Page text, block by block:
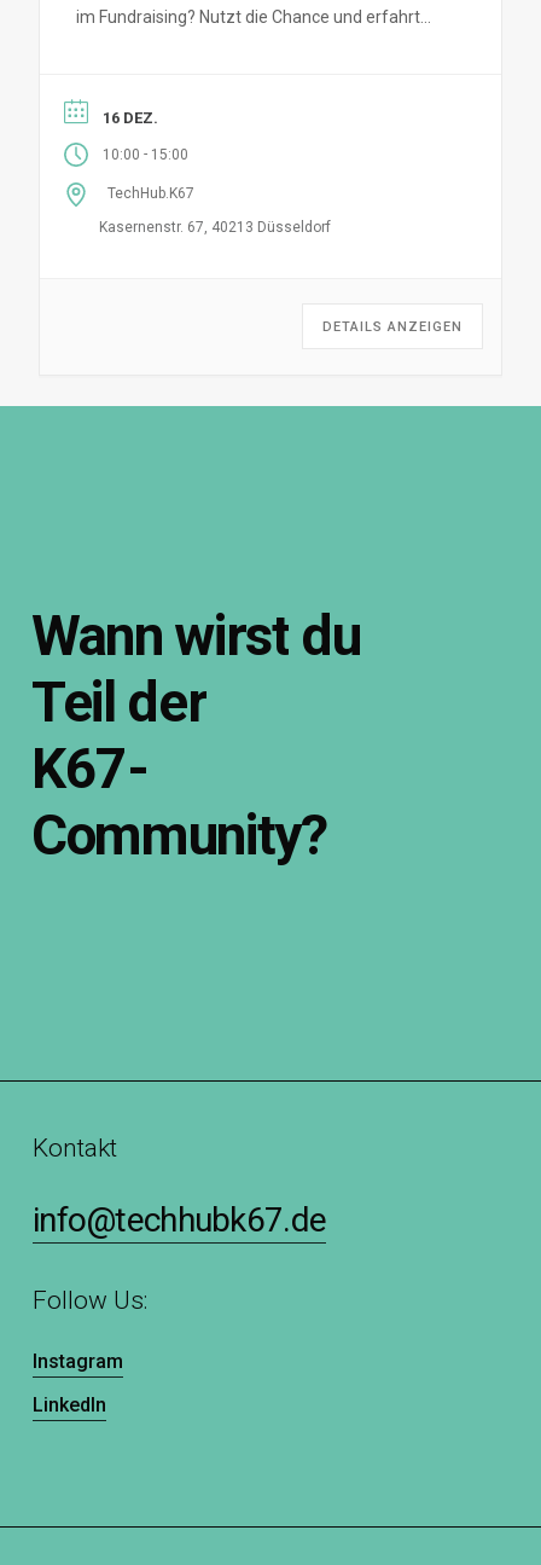
im Fundraising? Nutzt die Chance und erfahrt
16 DEZ.
10:00 - 15:00
TechHub.K67
Kasernenstr. 67, 40213 Düsseldorf
DETAILS ANZEIGEN
Wann wirst du
Teil der
K67-
Community?
Kontakt
info@techhubk67.de
Follow Us:
Instagram
LinkedIn